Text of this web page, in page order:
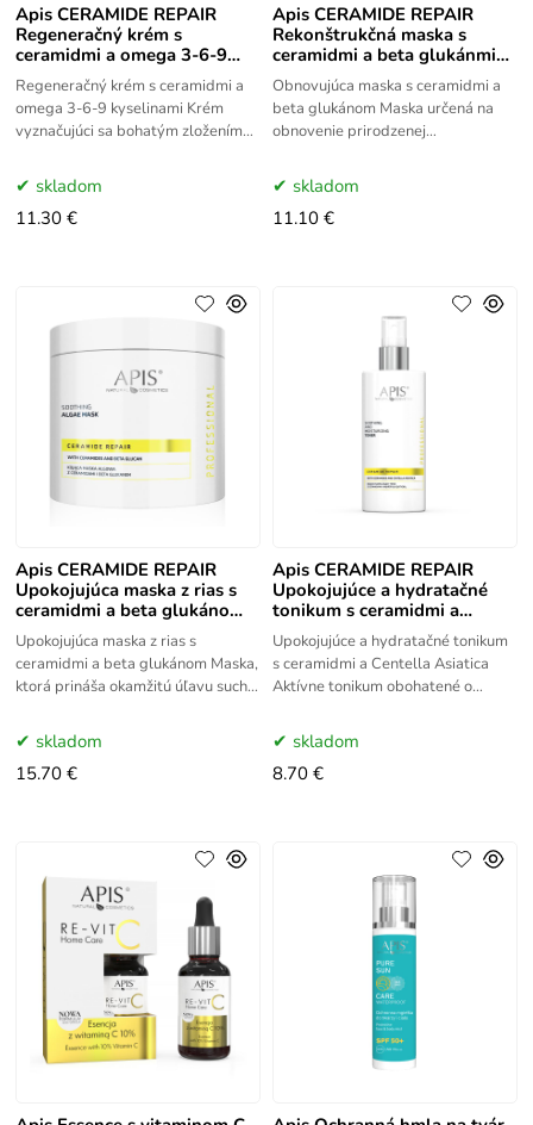
Apis CERAMIDE REPAIR
Regeneračný krém s
ceramidmi a omega 3-6-9
kyselinami 100 ml
Regeneračný krém s ceramidmi a
omega 3-6-9 kyselinami Krém
vyznačujúci sa bohatým zložením
vitamíny a extrakty, ktoré
skladom
11.30 €
Apis CERAMIDE REPAIR
Rekonštrukčná maska s
ceramidmi a beta glukánmi
200 ml
Obnovujúca maska s ceramidmi a
beta glukánom Maska určená na
obnovenie prirodzenej
bohaté zloženie obsahuje kľúčové
skladom
11.10 €
Apis CERAMIDE REPAIR
Upokojujúca maska z rias s
ceramidmi a beta glukánom
200 g
Upokojujúca maska z rias s
ceramidmi a beta glukánom Maska,
ktorá prináša okamžitú úľavu suchej
precitlivenosť na
skladom
15.70 €
Apis CERAMIDE REPAIR
Upokojujúce a hydratačné
tonikum s ceramidmi a
Centella Asiatica 300
Upokojujúce a hydratačné tonikum
s ceramidmi a Centella Asiatica
Aktívne tonikum obohatené o
a podráždenia pokožky.
skladom
8.70 €